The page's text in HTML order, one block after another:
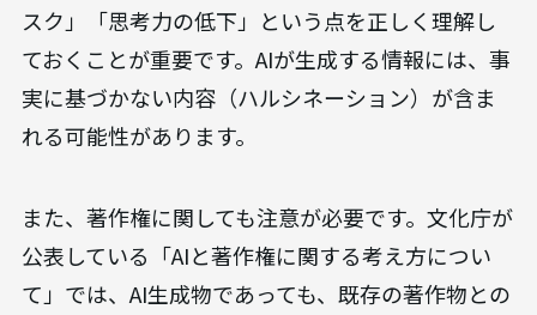
スク」「思考力の低下」という点を正しく理解し
ておくことが重要です。AIが生成する情報には、事
実に基づかない内容（ハルシネーション）が含ま
れる可能性があります。
また、著作権に関しても注意が必要です。文化庁が
公表している「AIと著作権に関する考え方につい
て」では、AI生成物であっても、既存の著作物との